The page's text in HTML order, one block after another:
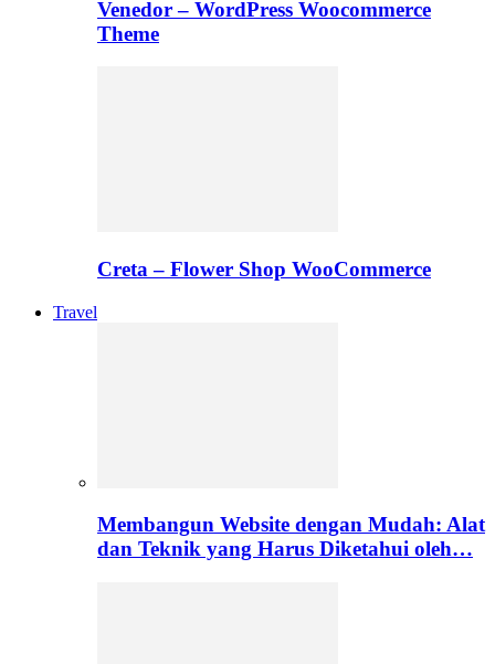
Venedor – WordPress Woocommerce
Theme
Creta – Flower Shop WooCommerce
Travel
Membangun Website dengan Mudah: Alat
dan Teknik yang Harus Diketahui oleh…